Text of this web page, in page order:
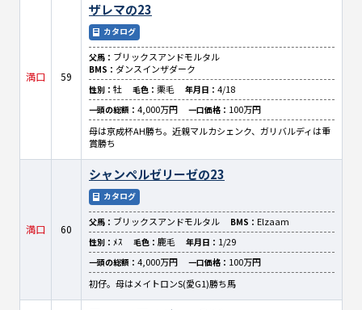
満口 59
ザレマの23
カタログ
父馬： ブリックスアンドモルタル
BMS： ダンスインザダーク
性別： 牡 毛色： 栗毛 年月日： 4/18
一頭の総額： 4,000万円 一口価格： 100万円
母は京成杯AH勝ち。近親マルカシェンク、ガリバルディは重
賞勝ち
満口 60
シャンペルゼリーゼの23
カタログ
父馬： ブリックスアンドモルタル BMS： Elzaam
性別： ﾒｽ 毛色： 鹿毛 年月日： 1/29
一頭の総額： 4,000万円 一口価格： 100万円
初仔。母はメイトロンS(愛G1)勝ち馬